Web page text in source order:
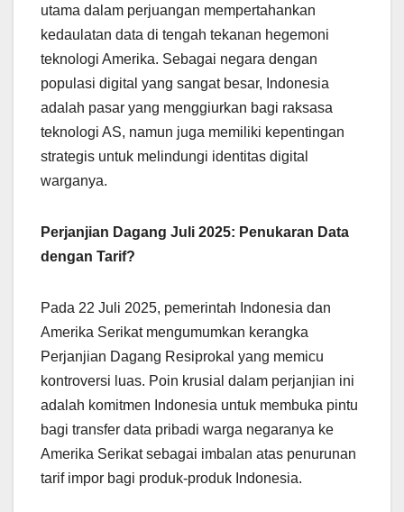
utama dalam perjuangan mempertahankan
kedaulatan data di tengah tekanan hegemoni
teknologi Amerika. Sebagai negara dengan
populasi digital yang sangat besar, Indonesia
adalah pasar yang menggiurkan bagi raksasa
teknologi AS, namun juga memiliki kepentingan
strategis untuk melindungi identitas digital
warganya.
Perjanjian Dagang Juli 2025: Penukaran Data
dengan Tarif?
Pada 22 Juli 2025, pemerintah Indonesia dan
Amerika Serikat mengumumkan kerangka
Perjanjian Dagang Resiprokal yang memicu
kontroversi luas. Poin krusial dalam perjanjian ini
adalah komitmen Indonesia untuk membuka pintu
bagi transfer data pribadi warga negaranya ke
Amerika Serikat sebagai imbalan atas penurunan
tarif impor bagi produk-produk Indonesia.